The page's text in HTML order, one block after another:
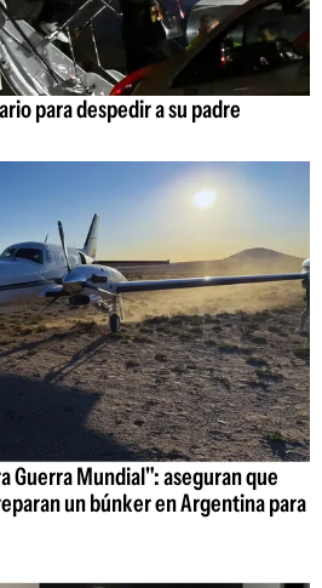
para despedir a su padre
Guerra Mundial": aseguran que
un búnker en Argentina para